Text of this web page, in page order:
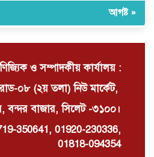
বালু ব্যবসায়ীর সংবাদ
চারটি নৌকা দখল ও নগদ টাকা
আগষ্ট »
ও সম্পাদকীয় কার্যালয় :
০৮ (২য় তলা) নিউ মার্কেট,
বন্দর বাজার, সিলেট -৩১০০।
350641, 01920-230336,
01818-094354